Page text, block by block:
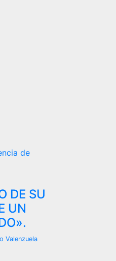
de
DE SU
UN
Valenzuela